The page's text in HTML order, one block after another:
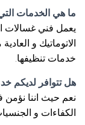
ما هي الخدمات
يعمل فني غسالات
الاتوماتيك و
خدمات تنظيفها.
هل تتوافر لديكم
نعم حيث اننا
الكفاءات و